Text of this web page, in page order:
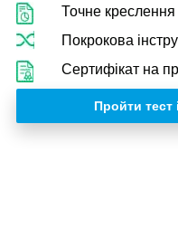
Точне креслення
Покрокова
Сертифікат на
Пройти тест